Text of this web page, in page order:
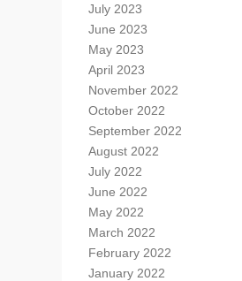
July 2023
June 2023
May 2023
April 2023
November 2022
October 2022
September 2022
August 2022
July 2022
June 2022
May 2022
March 2022
February 2022
January 2022